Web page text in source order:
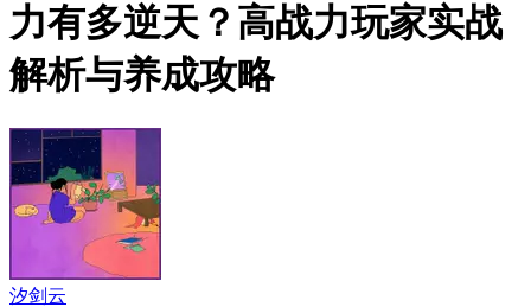
力有多逆天？高战力玩家实战
解析与养成攻略
汐剑云